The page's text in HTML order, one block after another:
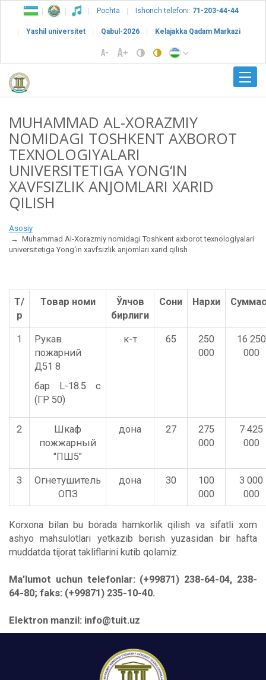
Pochta Ishonch telefoni: 71-203-44-44
Yashil universitet Qabul-2026 Kelajakka Qadam Markazi
MUHAMMAD AL-XORAZMIY
NOMIDAGI TOSHKENT AXBOROT
TEXNOLOGIYALARI
UNIVERSITETIGA YONG‘IN
XAVFSIZLIK ANJOMLARI XARID
QILISH
Asosiy
Muhammad Al-Xorazmiy nomidagi Toshkent axborot texnologiyalari
universitetiga Yong‘in xavfsizlik anjomlari xarid qilish
Т/
р
Товар номи
Ўлчов
бирлиги
Сони Нархи
1
Рукав
пожарний
Д51 8
бар L-18.5 c
(ГР 50)
к-т 65
250
000
16 250
000
2
Шкаф
пожжарный
"ПШ5"
дона 27
275
000
7 425
000
3
Огнетушитель
ОПЗ
дона 30
100
000
3 000
000
Korxona bilan bu borada hamkorlik qilish va sifatli xom
ashyo mahsulotlari yetkazib berish yuzasidan bir hafta
muddatda tijorat takliflarini kutib qolamiz.
Ma’lumot uchun telefonlar: (+99871) 238-64-04, 238-
64-80; faks: (+99871) 235-10-40.
Elektron manzil: info@tuit.uz